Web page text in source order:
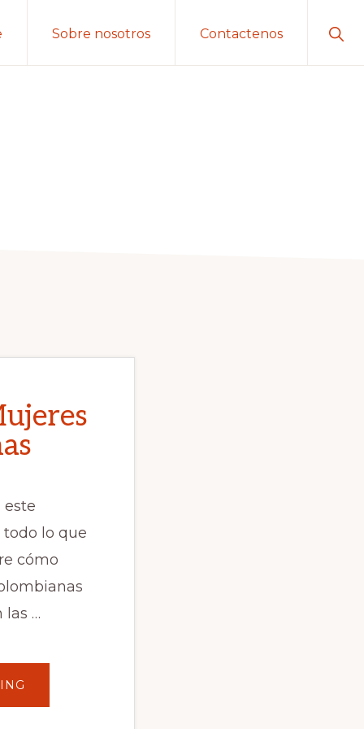
Sobre nosotros Contactenos
este
lo que
cómo
las …
MUJERES